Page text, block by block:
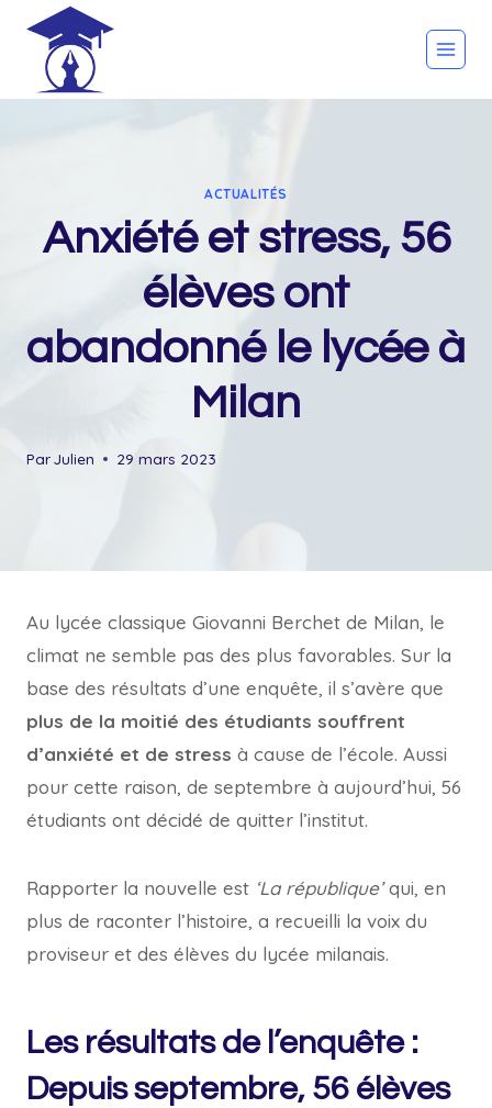
content
ACTUALITÉS
Anxiété et stress, 56
élèves ont
abandonné le lycée à
Milan
ParJulien 29 mars 2023
Au lycée classique Giovanni Berchet de Milan, le
climat ne semble pas des plus favorables. Sur la
base des résultats d’une enquête, il s’avère que
plus de la moitié des étudiants souffrent
d’anxiété et de stress à cause de l’école. Aussi
pour cette raison, de septembre à aujourd’hui, 56
étudiants ont décidé de quitter l’institut.
Rapporter la nouvelle est ‘La république’qui, en
plus de raconter l’histoire, a recueilli la voix du
proviseur et des élèves du lycée milanais.
Les résultats de l’enquête :
Depuis septembre, 56 élèves